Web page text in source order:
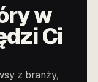
w
Ci
z branży,